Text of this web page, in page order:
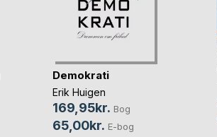
Demokrati
Erik Huigen
169,95kr. Bog
65,00kr. E-bog